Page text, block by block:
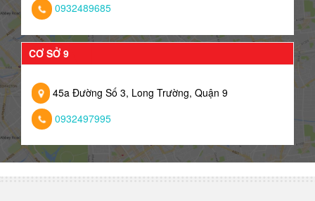
0932489685
CƠ SỞ 9
45a Đường Số 3, Long Trường, Quận 9
0932497995